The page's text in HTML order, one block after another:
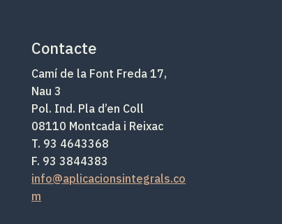
Contacte
Camí de la Font Freda 17,
Nau 3
Pol. Ind. Pla d’en Coll
08110 Montcada i Reixac
T. 93 4643368
F. 93 3844383
info@aplicacionsintegrals.co
m